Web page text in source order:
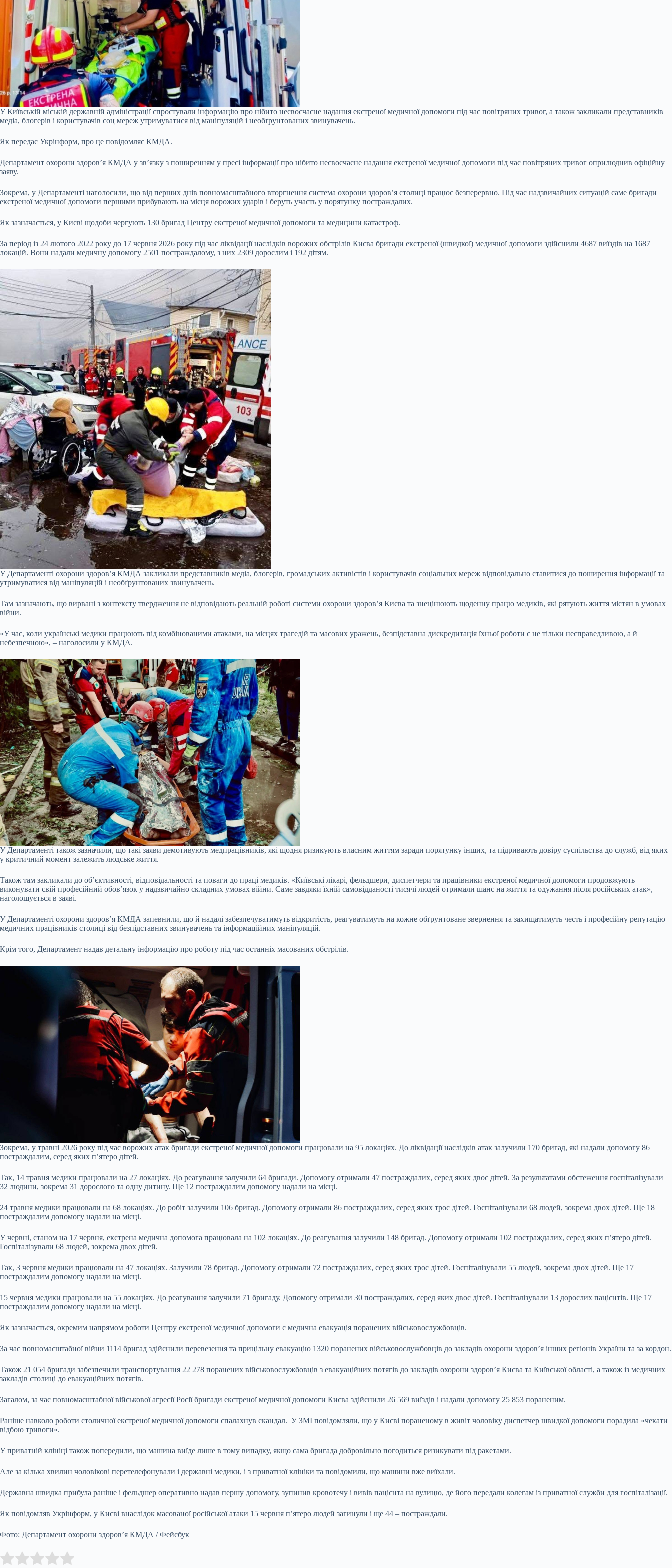
У Київській міській державній адміністрації спростували інформацію про нібито несвоєчасне надання екстреної медичної допомоги під час повітряних тривог, а також закликали представників
медіа, блогерів і користувачів соц мереж утримуватися від маніпуляцій і необґрунтованих звинувачень.
Як передає Укрінформ, про це повідомляє КМДА.
Департамент охорони здоров’я КМДА у зв’язку з поширенням у пресі інформації про нібито несвоєчасне надання екстреної медичної допомоги під час повітряних тривог оприлюднив офіційну
заяву.
Зокрема, у Департаменті наголосили, що від перших днів повномасштабного вторгнення система охорони здоров’я столиці працює безперервно. Під час надзвичайних ситуацій саме бригади
екстреної медичної допомоги першими прибувають на місця ворожих ударів і беруть участь у порятунку постраждалих.
Як зазначається, у Києві щодоби чергують 130 бригад Центру екстреної медичної допомоги та медицини катастроф.
За період із 24 лютого 2022 року до 17 червня 2026 року під час ліквідації наслідків ворожих обстрілів Києва бригади екстреної (швидкої) медичної допомоги здійснили 4687 виїздів на 1687
локацій. Вони надали медичну допомогу 2501 постраждалому, з них 2309 дорослим і 192 дітям.
У Департаменті охорони здоров’я КМДА закликали представників медіа, блогерів, громадських активістів і користувачів соціальних мереж відповідально ставитися до поширення інформації та
утримуватися від маніпуляцій і необґрунтованих звинувачень.
Там зазначають, що вирвані з контексту твердження не відповідають реальній роботі системи охорони здоров’я Києва та знецінюють щоденну працю медиків, які рятують життя містян в умовах
війни.
«У час, коли українські медики працюють під комбінованими атаками, на місцях трагедій та масових уражень, безпідставна дискредитація їхньої роботи є не тільки несправедливою, а й
небезпечною», – наголосили у КМДА.
У Департаменті також зазначили, що такі заяви демотивують медпрацівників, які щодня ризикують власним життям заради порятунку інших, та підривають довіру суспільства до служб, від яких
у критичний момент залежить людське життя.
Також там закликали до об’єктивності, відповідальності та поваги до праці медиків. «Київські лікарі, фельдшери, диспетчери та працівники екстреної медичної допомоги продовжують
виконувати свій професійний обов’язок у надзвичайно складних умовах війни. Саме завдяки їхній самовідданості тисячі людей отримали шанс на життя та одужання після російських атак», –
наголошується в заяві.
У Департаменті охорони здоров’я КМДА запевнили, що й надалі забезпечуватимуть відкритість, реагуватимуть на кожне обґрунтоване звернення та захищатимуть честь і професійну репутацію
медичних працівників столиці від безпідставних звинувачень та інформаційних маніпуляцій.
Крім того, Департамент надав детальну інформацію про роботу під час останніх масованих обстрілів.
Зокрема, у травні 2026 року під час ворожих атак бригади екстреної медичної допомоги працювали на 95 локаціях. До ліквідації наслідків атак залучили 170 бригад, які надали допомогу 86
постраждалим, серед яких п’ятеро дітей.
Так, 14 травня медики працювали на 27 локаціях. До реагування залучили 64 бригади. Допомогу отримали 47 постраждалих, серед яких двоє дітей. За результатами обстеження госпіталізували
32 людини, зокрема 31 дорослого та одну дитину. Ще 12 постраждалим допомогу надали на місці.
24 травня медики працювали на 68 локаціях. До робіт залучили 106 бригад. Допомогу отримали 86 постраждалих, серед яких троє дітей. Госпіталізували 68 людей, зокрема двох дітей. Ще 18
постраждалим допомогу надали на місці.
У червні, станом на 17 червня, екстрена медична допомога працювала на 102 локаціях. До реагування залучили 148 бригад. Допомогу отримали 102 постраждалих, серед яких п’ятеро дітей.
Госпіталізували 68 людей, зокрема двох дітей.
Так, 3 червня медики працювали на 47 локаціях. Залучили 78 бригад. Допомогу отримали 72 постраждалих, серед яких троє дітей. Госпіталізували 55 людей, зокрема двох дітей. Ще 17
постраждалим допомогу надали на місці.
15 червня медики працювали на 55 локаціях. До реагування залучили 71 бригаду. Допомогу отримали 30 постраждалих, серед яких двоє дітей. Госпіталізували 13 дорослих пацієнтів. Ще 17
постраждалим допомогу надали на місці.
Як зазначається, окремим напрямом роботи Центру екстреної медичної допомоги є медична евакуація поранених військовослужбовців.
За час повномасштабної війни 1114 бригад здійснили перевезення та прицільну евакуацію 1320 поранених військовослужбовців до закладів охорони здоров’я інших регіонів України та за кордон.
Також 21 054 бригади забезпечили транспортування 22 278 поранених військовослужбовців з евакуаційних потягів до закладів охорони здоров’я Києва та Київської області, а також із медичних
закладів столиці до евакуаційних потягів.
Загалом, за час повномасштабної військової агресії Росії бригади екстреної медичної допомоги Києва здійснили 26 569 виїздів і надали допомогу 25 853 пораненим.
Раніше навколо роботи столичної екстреної медичної допомоги спалахнув скандал. У ЗМІ повідомляли, що у Києві пораненому в живіт чоловіку диспетчер швидкої допомоги порадила «чекати
відбою тривоги».
У приватній клініці також попередили, що машина виїде лише в тому випадку, якщо сама бригада добровільно погодиться ризикувати під ракетами.
Але за кілька хвилин чоловікові перетелефонували і державні медики, і з приватної клініки та повідомили, що машини вже виїхали.
Державна швидка прибула раніше і фельдшер оперативно надав першу допомогу, зупинив кровотечу і вивів пацієнта на вулицю, де його передали колегам із приватної служби для госпіталізації.
Як повідомляв Укрінформ, у Києві внаслідок масованої російської атаки 15 червня п’ятеро людей загинули і ще 44 – постраждали.
Фото: Департамент охорони здоров’я КМДА / Фейсбук
Rate this item: